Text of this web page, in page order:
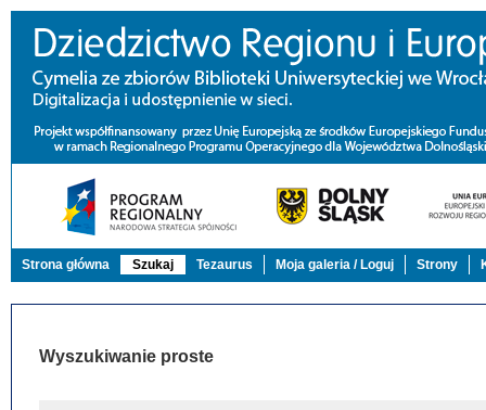
Strona główna Szukaj Tezaurus Moja galeria / Loguj Strony
Wyszukiwanie proste